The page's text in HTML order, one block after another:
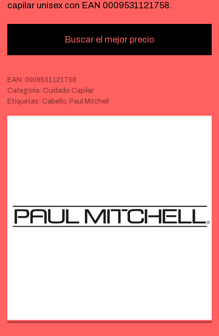
capilar unisex con EAN 0009531121758.
Buscar el mejor precio
EAN: 0009531121758
Categoría: Cuidado Capilar
Etiquetas: Cabello, Paul Mitchell